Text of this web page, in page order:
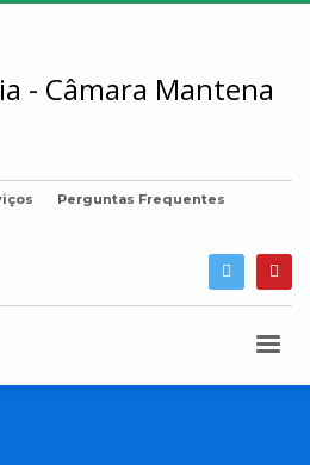
Perguntas Frequentes